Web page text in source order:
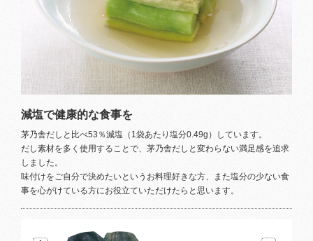
減塩で健康的な食事を
茅乃舎だしと比べ53％減塩（1袋あたり塩分0.49g）しています。
だし素材を多く使用することで、茅乃舎だしと変わらない満足感を追求
しました。
味付けをご自分で決めたいというお料理好きな方、また塩分の少ない食
事を心がけている方にお役立ていただけたらと思います。